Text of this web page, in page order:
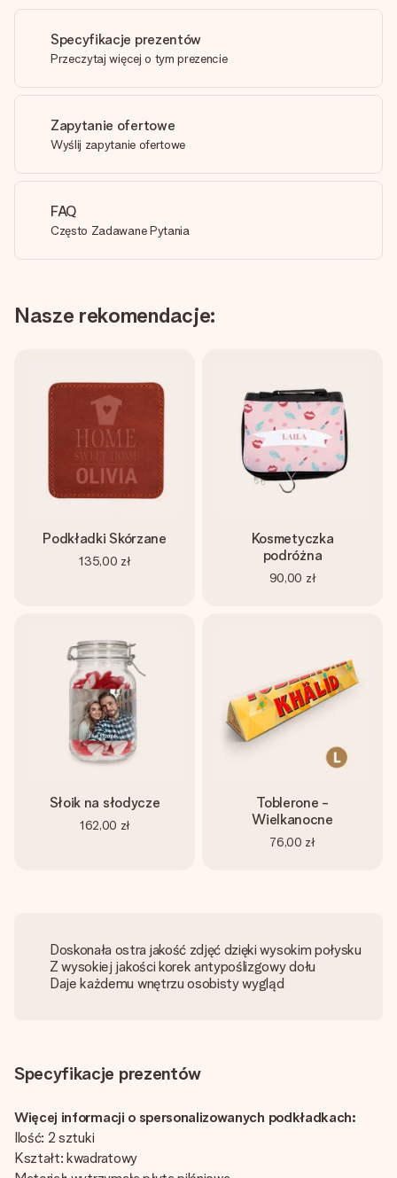
Specyfikacje prezentów
Przeczytaj więcej o tym prezencie
Zapytanie ofertowe
Wyślij zapytanie ofertowe
FAQ
Często Zadawane Pytania
Nasze rekomendacje:
Podkładki Skórzane
135,00 zł
Kosmetyczka
podróżna
90,00 zł
Słoik na słodycze
162,00 zł
Toblerone -
Wielkanocne
76,00 zł
Doskonała ostra jakość zdjęć dzięki wysokim połysku
Z wysokiej jakości korek antypoślizgowy dołu
Daje każdemu wnętrzu osobisty wygląd
Specyfikacje prezentów
Więcej informacji o spersonalizowanych podkładkach:
Ilość: 2 sztuki
Kształt: kwadratowy